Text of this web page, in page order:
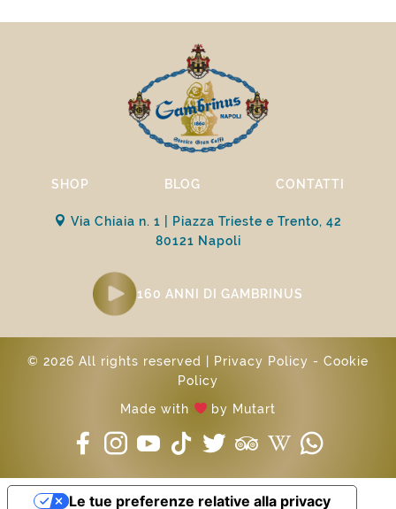
SHOP BLOG CONTATTI
Via Chiaia n. 1 | Piazza Trieste e Trento, 42
80121 Napoli
160 ANNI DI GAMBRINUS
© 2026 All rights reserved | Privacy Policy - Cookie
Policy
Made with
by Mutart
Le tue preferenze relative alla privacy